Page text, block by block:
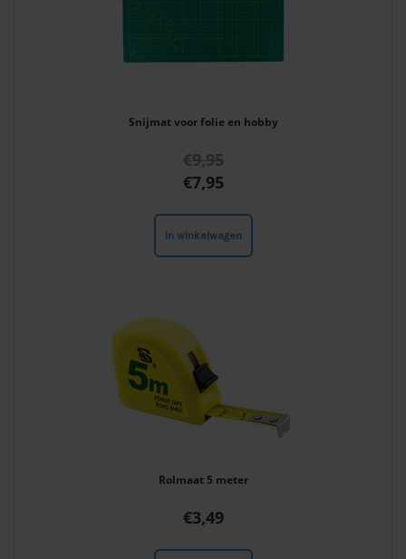
Snijmat voor folie en hobby
€9,95
€7,95
In winkelwagen
Rolmaat 5 meter
€3,49